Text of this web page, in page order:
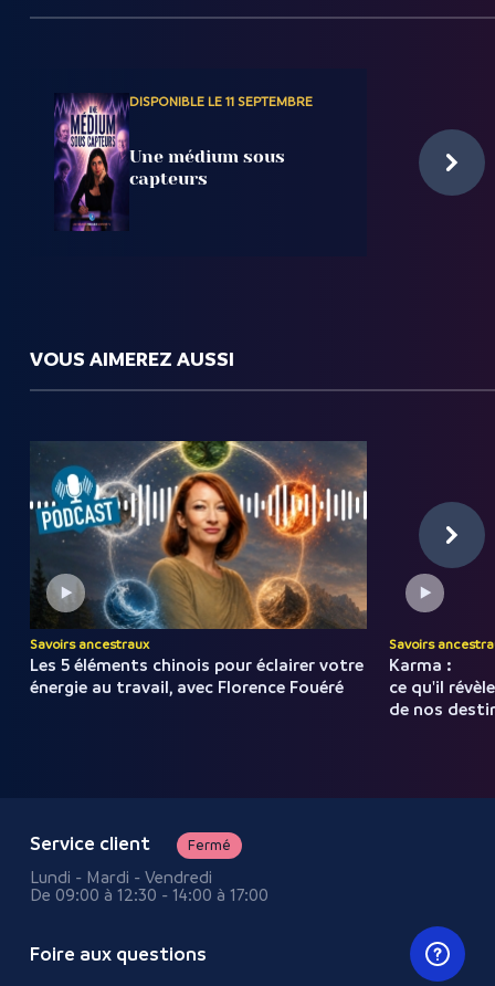
DISPONIBLE LE 11 SEPTEMBRE
Une médium sous
capteurs
VOUS AIMEREZ AUSSI
Savoirs ancestraux
Les 5 éléments chinois pour éclairer votre
énergie au travail, avec Florence Fouéré
Savoirs
Karma :
ce qu'il
de nos
Service client Fermé
Lundi - Mardi - Vendredi
De 09:00 à 12:30 - 14:00 à 17:00
Foire aux questions